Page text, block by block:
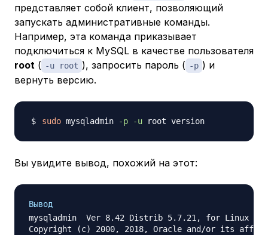
представляет собой клиент, позволяющий
запускать административные команды.
Например, эта команда приказывает
подключиться к MySQL в качестве пользователя
root ( -u root ), запросить пароль ( -p ) и
вернуть версию.
sudo mysqladmin -p -u
Вы увидите вывод, похожий на этот:
Вывод
mysqladmin  Ver 8.42 Distrib 5.7.21, for Linux on
Copyright (c) 2000, 2018, Oracle and/or its